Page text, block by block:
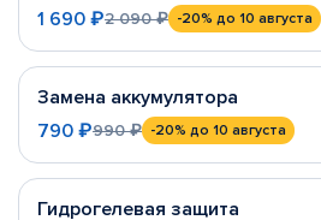
1 690 ₽2 090 ₽ -20% до 10 августа
Замена аккумулятора
790 ₽990 ₽ -20% до 10 августа
Гидрогелевая защита